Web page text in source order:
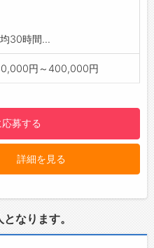
ル回路設計
30時間...
円～400,000円
募する
詳細を見る
なります。